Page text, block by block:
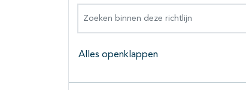
Alles openklappen